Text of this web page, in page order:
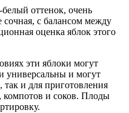
оттенок, очень
сочная, с балансом между
оценка яблок этого
эти яблоки могут
универсальны и могут
так и для приготовления
компотов и соков. Плоды